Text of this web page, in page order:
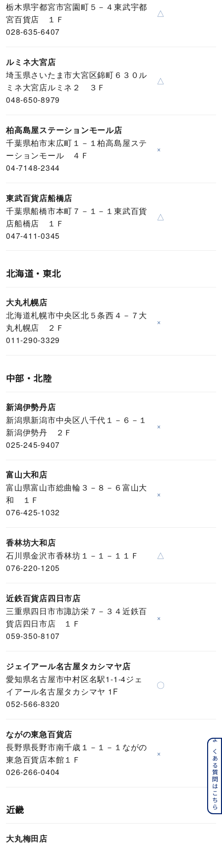
栃木県宇都宮市宮園町５－４東武宇都
宮百貨店 １Ｆ
028-635-6407
△
ルミネ大宮店
埼玉県さいたま市大宮区錦町６３０ル
ミネ大宮店ルミネ２ ３Ｆ
048-650-8979
△
柏高島屋ステーションモール店
千葉県柏市末広町１－１柏高島屋ステ
ーションモール ４Ｆ
04-7148-2344
×
東武百貨店船橋店
千葉県船橋市本町７－１－１東武百貨
店船橋店 １Ｆ
047-411-0345
△
北海道・東北
大丸札幌店
北海道札幌市中央区北５条西４－７大
丸札幌店 ２Ｆ
011-290-3329
×
中部・北陸
新潟伊勢丹店
新潟県新潟市中央区八千代１－６－１
新潟伊勢丹 ２Ｆ
025-245-9407
×
富山大和店
富山県富山市総曲輪３－８－６富山大
和 １Ｆ
076-425-1032
×
香林坊大和店
石川県金沢市香林坊１－１－１１Ｆ
076-220-1205
△
近鉄百貨店四日市店
三重県四日市市諏訪栄７－３４近鉄百
貨店四日市店 １Ｆ
059-350-8107
×
ジェイアール名古屋タカシマヤ店
愛知県名古屋市中村区名駅1-1-4ジェ
イアール名古屋タカシマヤ 1F
052-566-8320
〇
ながの東急百貨店
長野県長野市南千歳１－１－１ながの
東急百貨店本館１Ｆ
026-266-0404
×
近畿
大丸梅田店
よくある質問はこちら